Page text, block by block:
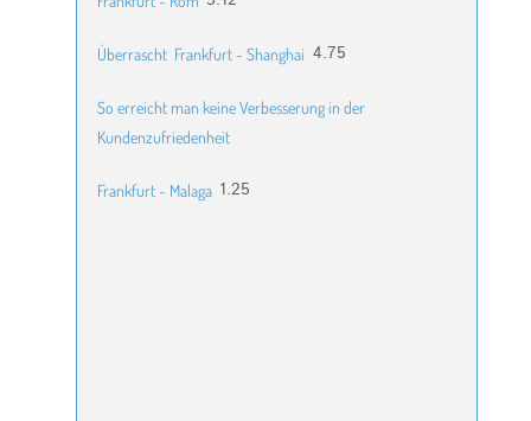
Überrascht Frankfurt - Shanghai 4.75
So erreicht man keine Verbesserung in der
Kundenzufriedenheit
Frankfurt - Malaga 1.25